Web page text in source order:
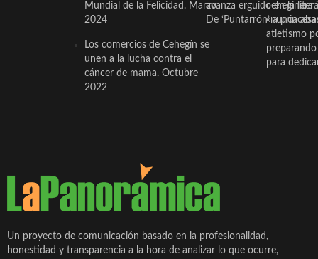
Mundial de la Felicidad. Marzo
2024
Los comercios de Cehegín se
unen a la lucha contra el
cáncer de mama. Octubre
2022
avanza erguido en la
De ‘Puntarrón’ a
ceheginera
«nunca
atletismo
para
Un proyecto de comunicación basado en la profesionalidad,
honestidad y transparencia a la hora de analizar lo que ocurre,